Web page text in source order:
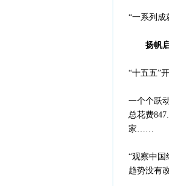
“一系列成
扬帆启
“十五五”
一个个跃
总花费
家……
“观察中国
趋势没有